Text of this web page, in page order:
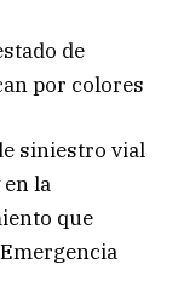
de
por colores
siniestro vial
la
que